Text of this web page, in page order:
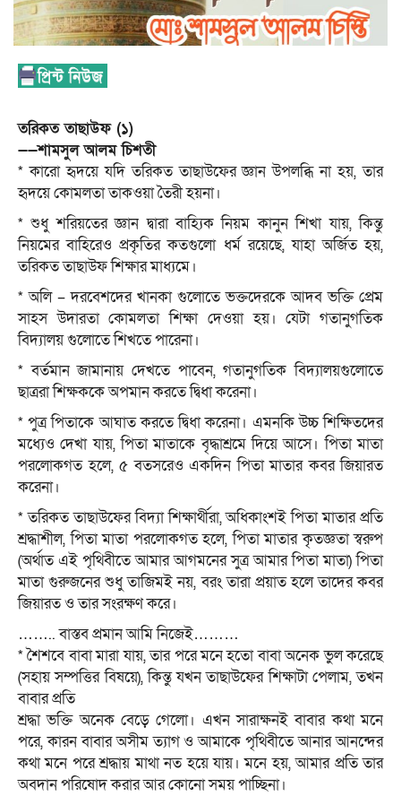
তরিকত তাছাউফ (১)
——শামসুল আলম চিশতী
* কারো হৃদয়ে যদি তরিকত তাছাউফের জ্ঞান উপলব্ধি না হয়, তার
হৃদয়ে কোমলতা তাকওয়া তৈরী হয়না।
* শুধু শরিয়তের জ্ঞান দ্বারা বাহ্যিক নিয়ম কানুন শিখা যায়, কিন্তু
নিয়মের বাহিরেও প্রকৃতির কতগুলো ধর্ম রয়েছে, যাহা অর্জিত হয়,
তরিকত তাছাউফ শিক্ষার মাধ্যমে।
* অলি – দরবেশদের খানকা গুলোতে ভক্তদেরকে আদব ভক্তি প্রেম
সাহস উদারতা কোমলতা শিক্ষা দেওয়া হয়। যেটা গতানুগতিক
বিদ্যালয় গুলোতে শিখতে পারেনা।
* বর্তমান জামানায় দেখতে পাবেন, গতানুগতিক বিদ্যালয়গুলোতে
ছাত্ররা শিক্ষককে অপমান করতে দ্বিধা করেনা।
* পুত্র পিতাকে আঘাত করতে দ্বিধা করেনা। এমনকি উচ্চ শিক্ষিতদের
মধ্যেও দেখা যায়, পিতা মাতাকে বৃদ্ধাশ্রমে দিয়ে আসে। পিতা মাতা
পরলোকগত হলে, ৫ বতসরেও একদিন পিতা মাতার কবর জিয়ারত
করেনা।
* তরিকত তাছাউফের বিদ্যা শিক্ষার্থীরা, অধিকাংশই পিতা মাতার প্রতি
শ্রদ্ধাশীল, পিতা মাতা পরলোকগত হলে, পিতা মাতার কৃতজ্ঞতা স্বরুপ
(অর্থাত এই পৃথিবীতে আমার আগমনের সুত্র আমার পিতা মাতা) পিতা
মাতা গুরুজনের শুধু তাজিমই নয়, বরং তারা প্রয়াত হলে তাদের কবর
জিয়ারত ও তার সংরক্ষণ করে।
…….. বাস্তব প্রমান আমি নিজেই………
* শৈশবে বাবা মারা যায়, তার পরে মনে হতো বাবা অনেক ভুল করেছে
(সহায় সম্পত্তির বিষয়ে), কিন্তু যখন তাছাউফের শিক্ষাটা পেলাম, তখন
বাবার প্রতি
শ্রদ্ধা ভক্তি অনেক বেড়ে গেলো। এখন সারাক্ষনই বাবার কথা মনে
পরে, কারন বাবার অসীম ত্যাগ ও আমাকে পৃথিবীতে আনার আনন্দের
কথা মনে পরে শ্রদ্ধায় মাথা নত হয়ে যায়। মনে হয়, আমার প্রতি তার
অবদান পরিষোদ করার আর কোনো সময় পাচ্ছিনা।